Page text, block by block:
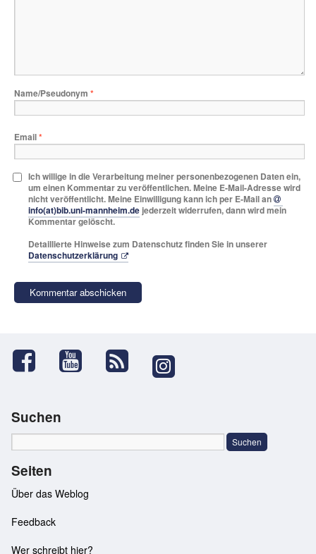
Name/Pseudonym *
Email*
Ich willige in die Verarbeitung meiner personenbezogenen Daten ein,
um einen Kommentar zu veröffentlichen. Meine E-Mail-Adresse wird
nicht veröffentlicht. Meine Einwilligung kann ich per E-Mail an
info(at)bib.uni-mannheim.de jederzeit widerrufen, dann wird mein
Kommentar gelöscht.
Detaillierte Hinweise zum Datenschutz finden Sie in unserer
Datenschutzerklärung
Suchen
Seiten
Über das Weblog
Feedback
Wer schreibt hier?